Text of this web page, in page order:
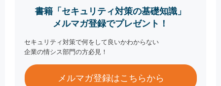
書籍「セキュリティ対策の基礎知識」
メルマガ登録でプレゼント！
セキュリティ対策で何をして良いかわからない
企業の情シス部門の方必見！
メルマガ登録はこちらから